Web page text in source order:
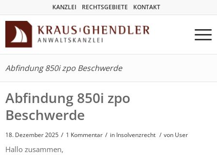
KANZLEI RECHTSGEBIETE KONTAKT
Abfindung 850i zpo Beschwerde
Abfindung 850i zpo
Beschwerde
18. Dezember 2025 / 1 Kommentar / in Insolvenzrecht / von User
Hallo zusammen,